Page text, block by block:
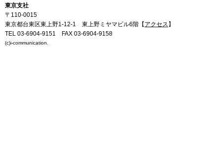
東京支社
〒110-0015
東京都台東区東上野1-12-1 東上野ミヤマビル6階【 アクセス 】
TEL 03-6904-9151
FAX 03-6904-9158
(c)i-communication.